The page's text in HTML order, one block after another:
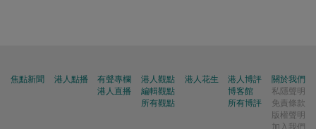
焦點新聞 港人點播
有聲專欄
港人直播
港人觀點
編輯觀點
所有觀點
港人花生
港人博評
博客館
所有博評
關於我們
私隱聲明
免責條款
版權聲明
加入我們